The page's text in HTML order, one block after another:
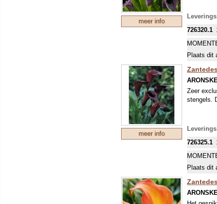
meer info
726320.1
Plaats dit
meer info
Zeer
stengels.
726325.1
Plaats dit